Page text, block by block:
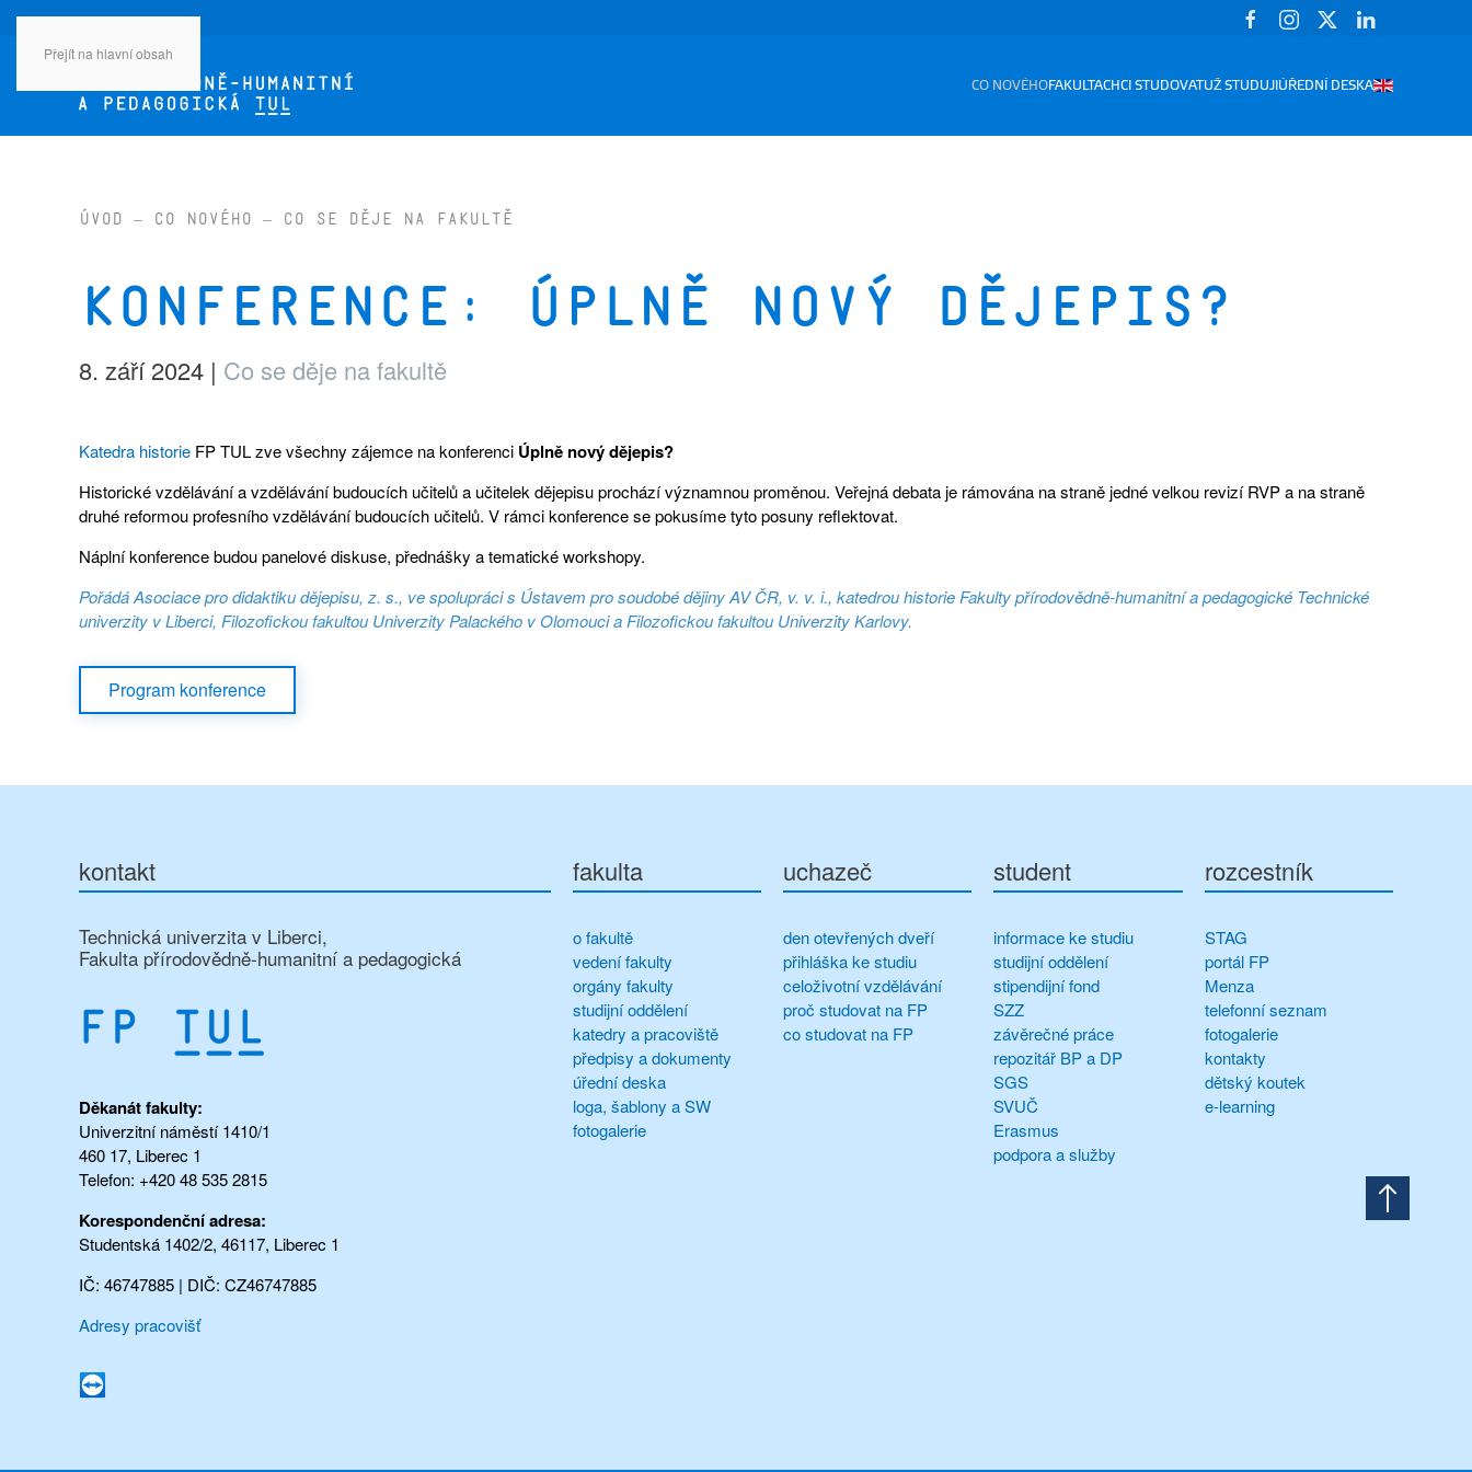
Přejít na hlavní obsah
CO NOVÉHOFAKULTACHCI STUDOVATUŽ STUDUJI ÚŘEDNÍ DESKA
Úvod Co nového Co se děje na fakultě
Konference: Úplně nový dějepis?
8. září 2024 | Co se děje na fakultě
Katedra historie FP TUL zve všechny zájemce na konferenci Úplně nový dějepis?
Historické vzdělávání a vzdělávání budoucích učitelů a učitelek dějepisu prochází významnou proměnou. Veřejná debata je rámována na straně jedné velkou revizí RVP a na straně
druhé reformou profesního vzdělávání budoucích učitelů. V rámci konference se pokusíme tyto posuny reflektovat.
Náplní konference budou panelové diskuse, přednášky a tematické workshopy.
Pořádá Asociace pro didaktiku dějepisu, z. s., ve spolupráci s Ústavem pro soudobé dějiny AV ČR, v. v. i., katedrou historie Fakulty přírodovědně-humanitní a pedagogické Technické
univerzity v Liberci, Filozofickou fakultou Univerzity Palackého v Olomouci a Filozofickou fakultou Univerzity Karlovy.
Program konference
kontakt
Technická univerzita v Liberci,
Fakulta přírodovědně-humanitní a pedagogická
Děkanát fakulty:
Univerzitní náměstí 1410/1
460 17, Liberec 1
Telefon: +420 48 535 2815
Korespondenční adresa:
Studentská 1402/2, 46117, Liberec 1
IČ: 46747885 | DIČ: CZ46747885
Adresy pracovišť
fakulta
o fakultě
vedení fakulty
orgány fakulty
studijní oddělení
katedry a pracoviště
předpisy a dokumenty
úřední deska
loga, šablony a SW
fotogalerie
uchazeč
den otevřených dveří
přihláška ke studiu
celoživotní vzdělávání
proč studovat na FP
co studovat na FP
student
informace ke studiu
studijní oddělení
stipendijní fond
SZZ
závěrečné práce
repozitář BP a DP
SGS
SVUČ
Erasmus
podpora a služby
rozcestník
STAG
portál FP
Menza
telefonní seznam
fotogalerie
kontakty
dětský koutek
e-learning